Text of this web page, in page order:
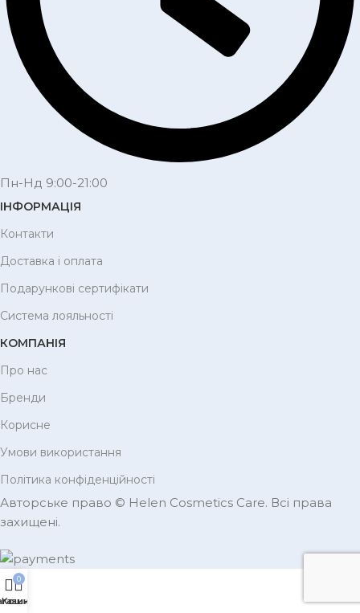
Пн-Нд 9:00-21:00
ІНФОРМАЦІЯ
Контакти
Доставка і оплата
Подарункові сертифікати
Система лояльності
КОМПАНІЯ
Про нас
Бренди
Корисне
Умови використання
Політика конфіденційності
Авторське право © Helen Cosmetics Care. Всі права
захищені.
0
Кошик